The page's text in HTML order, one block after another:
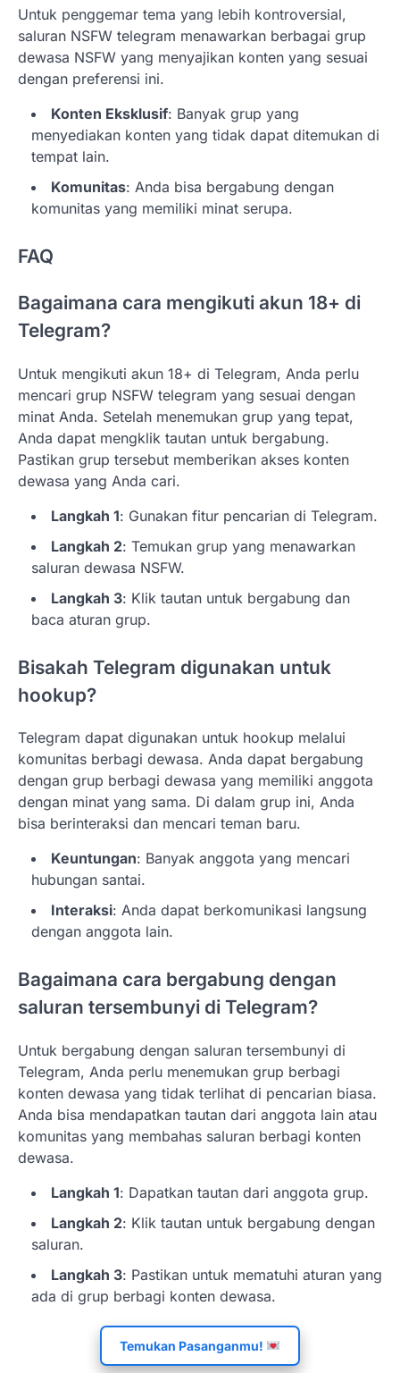
Untuk penggemar tema yang lebih kontroversial,
saluran NSFW telegram menawarkan berbagai grup
dewasa NSFW yang menyajikan konten yang sesuai
dengan preferensi ini.
Konten Eksklusif: Banyak grup yang
menyediakan konten yang tidak dapat ditemukan di
tempat lain.
Komunitas: Anda bisa bergabung dengan
komunitas yang memiliki minat serupa.
FAQ
Bagaimana cara mengikuti akun 18+ di
Telegram?
Untuk mengikuti akun 18+ di Telegram, Anda perlu
mencari grup NSFW telegram yang sesuai dengan
minat Anda. Setelah menemukan grup yang tepat,
Anda dapat mengklik tautan untuk bergabung.
Pastikan grup tersebut memberikan akses konten
dewasa yang Anda cari.
Langkah 1: Gunakan fitur pencarian di Telegram.
Langkah 2: Temukan grup yang menawarkan
saluran dewasa NSFW.
Langkah 3: Klik tautan untuk bergabung dan
baca aturan grup.
Bisakah Telegram digunakan untuk
hookup?
Telegram dapat digunakan untuk hookup melalui
komunitas berbagi dewasa. Anda dapat bergabung
dengan grup berbagi dewasa yang memiliki anggota
dengan minat yang sama. Di dalam grup ini, Anda
bisa berinteraksi dan mencari teman baru.
Keuntungan: Banyak anggota yang mencari
hubungan santai.
Interaksi: Anda dapat berkomunikasi langsung
dengan anggota lain.
Bagaimana cara bergabung dengan
saluran tersembunyi di Telegram?
Untuk bergabung dengan saluran tersembunyi di
Telegram, Anda perlu menemukan grup berbagi
konten dewasa yang tidak terlihat di pencarian biasa.
Anda bisa mendapatkan tautan dari anggota lain atau
komunitas yang membahas saluran berbagi konten
dewasa.
Langkah 1: Dapatkan tautan dari anggota grup.
Langkah 2: Klik tautan untuk bergabung dengan
saluran.
Langkah 3: Pastikan untuk mematuhi aturan yang
ada di grup berbagi konten dewasa.
Temukan Pasanganmu!